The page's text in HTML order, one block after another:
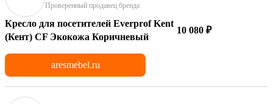
Проверенный продавец бренда
Кресло для посетителей Everprof Kent
(Кент) CF Экокожа Коричневый
10 080 ₽
aresmebel.ru